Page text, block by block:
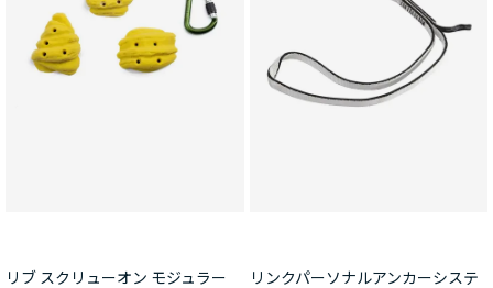
リブ スクリューオン モジュラー
リンクパーソナルアンカーシステ